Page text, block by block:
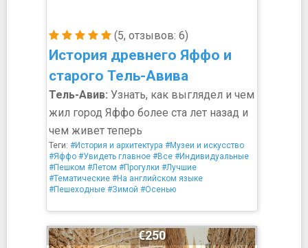
(5, отзывов: 6)
История древнего Яффо и
старого Тель-Авива
Тель-Авив: Узнать, как выглядел и чем
жил город Яффо более ста лет назад и
чем живет теперь
Теги: #История и архитектура #Музеи и искусство
#Яффо #Увидеть главное #Все #Индивидуальные
#Пешком #Летом #Прогулки #Лучшие
#Тематические #На английском языке
#Пешеходные #Зимой #Осенью
€250